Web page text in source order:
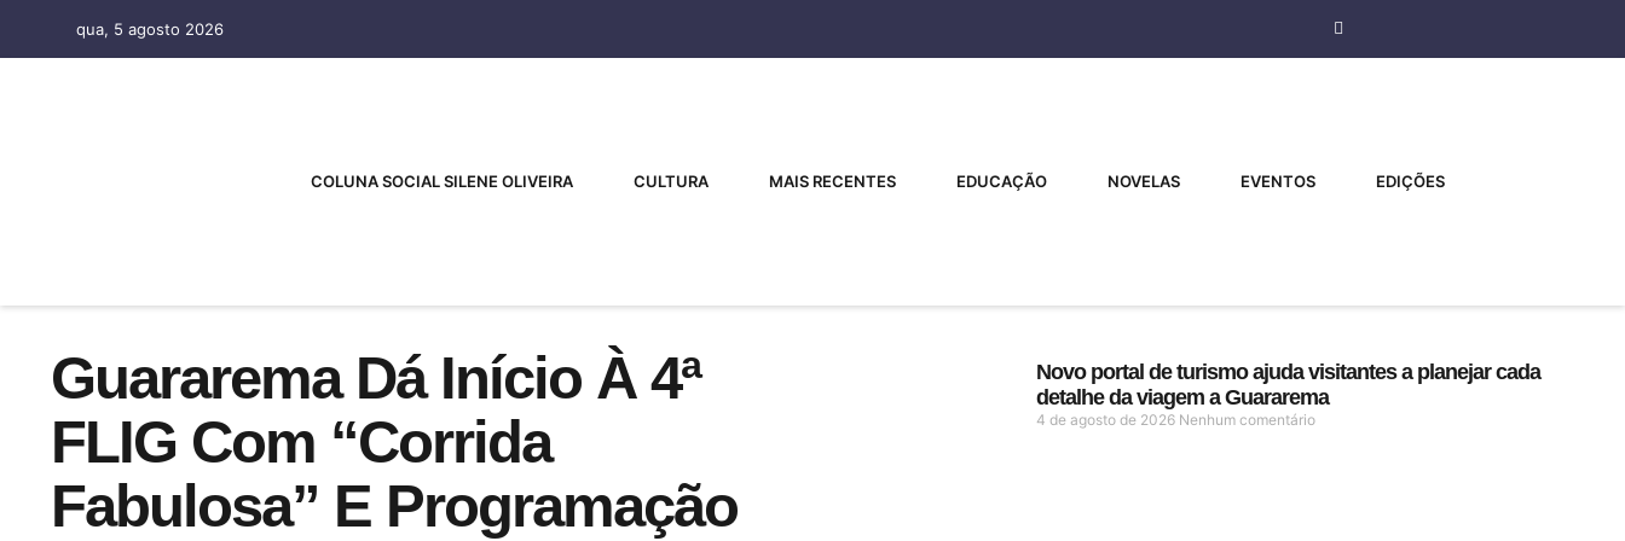
qua, 5 agosto 2026
COLUNA SOCIAL SILENE OLIVEIRA CULTURA MAIS RECENTES EDUCAÇÃO NOVELAS EVENTOS EDIÇÕES
Guararema Dá Início À 4ª
FLIG Com “corrida
Fabulosa” E Programação
Novo portal de turismo ajuda visitantes a planejar cada
detalhe da viagem a Guararema
4 de agosto de 2026 Nenhum comentário